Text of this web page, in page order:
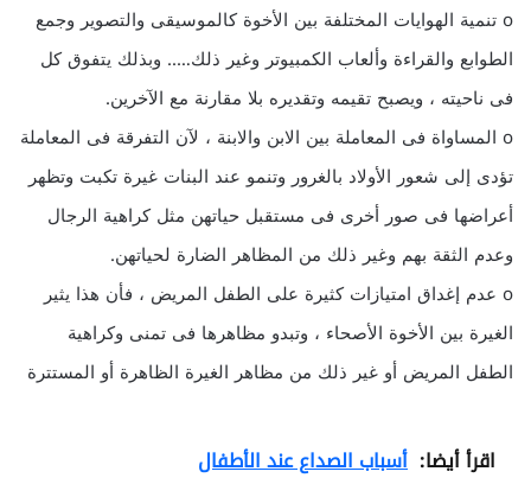
o تنمية الهوايات المختلفة بين الأخوة كالموسيقى والتصوير وجمع
الطوابع والقراءة وألعاب الكمبيوتر وغير ذلك….. وبذلك يتفوق كل
فى ناحيته ، ويصبح تقيمه وتقديره بلا مقارنة مع الآخرين.
o المساواة فى المعاملة بين الابن والابنة ، لآن التفرقة فى المعاملة
تؤدى إلى شعور الأولاد بالغرور وتنمو عند البنات غيرة تكبت وتظهر
أعراضها فى صور أخرى فى مستقبل حياتهن مثل كراهية الرجال
وعدم الثقة بهم وغير ذلك من المظاهر الضارة لحياتهن.
o عدم إغداق امتيازات كثيرة على الطفل المريض ، فأن هذا يثير
الغيرة بين الأخوة الأصحاء ، وتبدو مظاهرها فى تمنى وكراهية
الطفل المريض أو غير ذلك من مظاهر الغيرة الظاهرة أو المستترة
اقرأ أيضا: أسباب الصداع عند الأطفال